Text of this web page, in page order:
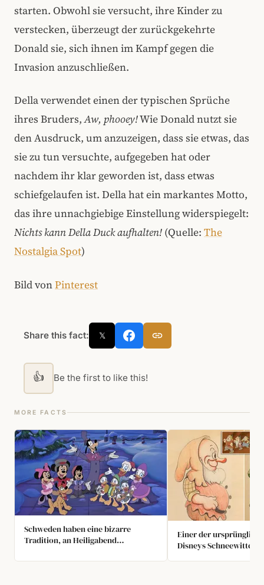
starten. Obwohl sie versucht, ihre Kinder zu
verstecken, überzeugt der zurückgekehrte
Donald sie, sich ihnen im Kampf gegen die
Invasion anzuschließen.
Della verwendet einen der typischen Sprüche
ihres Bruders,Aw, phooey!Wie Donald nutzt sie
den Ausdruck, um anzuzeigen, dass sie etwas, das
sie zu tun versuchte, aufgegeben hat oder
nachdem ihr klar geworden ist, dass etwas
schiefgelaufen ist. Della hat ein markantes Motto,
das ihre unnachgiebige Einstellung widerspiegelt:
Nichts kann Della Duck aufhalten! (Quelle: The
Nostalgia Spot)
Bild vonPinterest
Share this fact: 𝕏
👍 Be the first to like this!
MORE FACTS
Schweden haben eine bizarre
Tradition, an Heiligabend
Einer der
Disneys